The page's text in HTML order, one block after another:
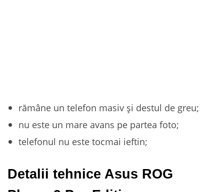
rămâne un telefon masiv și destul de greu;
nu este un mare avans pe partea foto;
telefonul nu este tocmai ieftin;
Detalii tehnice Asus ROG